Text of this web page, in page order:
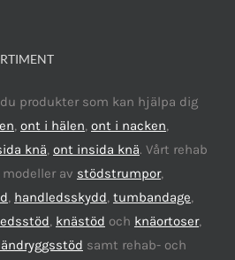
produkter som kan hjälpa dig
, ont i hälen, ont i nacken,
knä, ont insida knä. Vårt rehab
av stödstrumpor,
, handledsskydd, tumbandage,
, knästöd och knäortoser,
samt rehab- och